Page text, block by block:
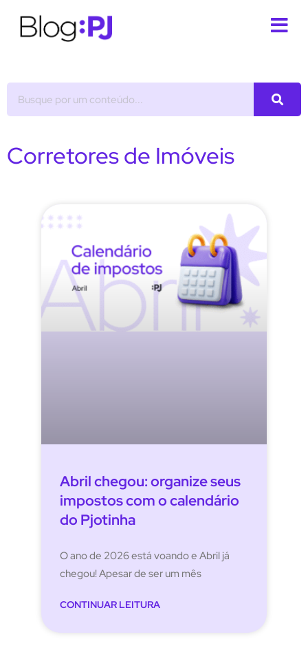
Corretores de Imóveis
Abril chegou: organize seus
impostos com o calendário
do Pjotinha
O ano de 2026 está voando e Abril já
chegou! Apesar de ser um mês
CONTINUAR LEITURA